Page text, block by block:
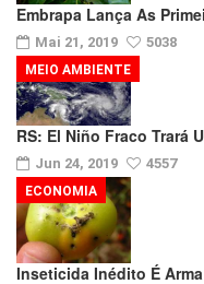
Embrapa Lança As
Mai 21, 2019 5038
RS: El Niño Fraco Trará
Jun 24, 2019 4557
MEIO AMBIENTE
Inseticida Inédito É
ECONOMIA